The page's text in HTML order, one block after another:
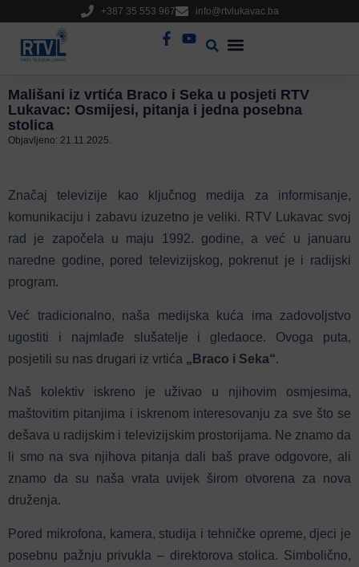
+387 35 553 967 info@rtvlukavac.ba
Mališani iz vrtića Braco i Seka u posjeti RTV
Lukavac: Osmijesi, pitanja i jedna posebna
stolica
Objavljeno: 21.11.2025.
Značaj televizije kao ključnog medija za informisanje,
komunikaciju i zabavu izuzetno je veliki. RTV Lukavac svoj
rad je započela u maju 1992. godine, a već u januaru
naredne godine, pored televizijskog, pokrenut je i radijski
program.
Već tradicionalno, naša medijska kuća ima zadovoljstvo
ugostiti i najmlađe slušatelje i gledaoce. Ovoga puta,
posjetili su nas drugari iz vrtića „Braco i Seka“.
Naš kolektiv iskreno je uživao u njihovim osmjesima,
maštovitim pitanjima i iskrenom interesovanju za sve što se
dešava u radijskim i televizijskim prostorijama. Ne znamo da
li smo na sva njihova pitanja dali baš prave odgovore, ali
znamo da su naša vrata uvijek širom otvorena za nova
druženja.
Pored mikrofona, kamera, studija i tehničke opreme, djeci je
posebnu pažnju privukla – direktorova stolica. Simbolično,